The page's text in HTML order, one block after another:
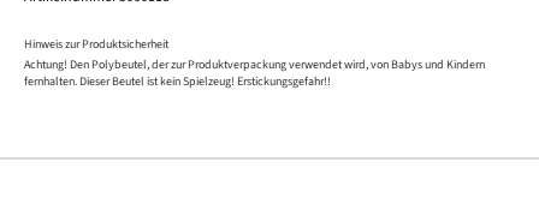
Hinweis zur Produktsicherheit
Achtung! Den Polybeutel, der zur Produktverpackung verwendet wird, von Babys und Kindern
fernhalten. Dieser Beutel ist kein Spielzeug! Erstickungsgefahr!!